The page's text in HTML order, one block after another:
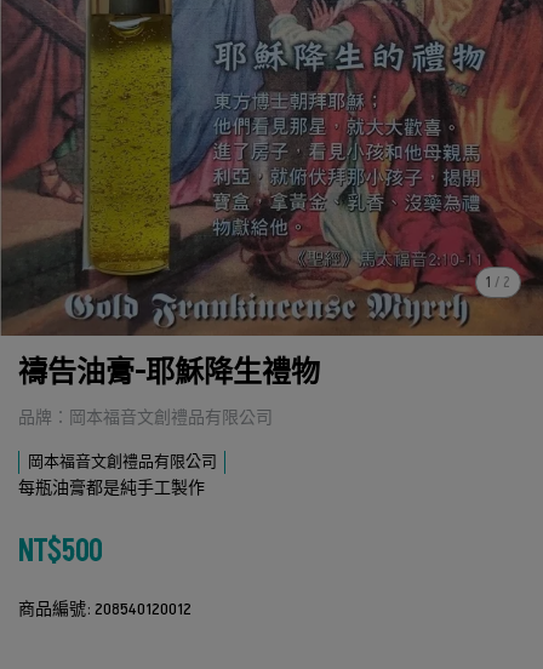
1 / 2
禱告油膏-耶穌降生禮物
品牌：岡本福音文創禮品有限公司
岡本福音文創禮品有限公司
每瓶油膏都是純手工製作
NT$500
商品編號: 208540120012